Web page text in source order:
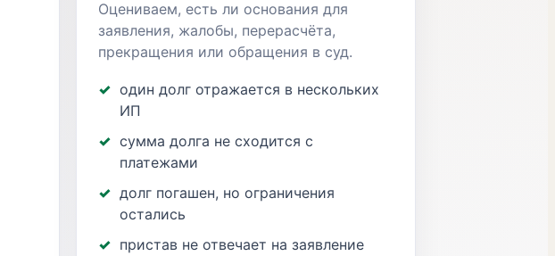
Оцениваем, есть ли основания для
заявления, жалобы, перерасчёта,
прекращения или обращения в суд.
один долг отражается в нескольких
ИП
сумма долга не сходится с
платежами
долг погашен, но ограничения
остались
пристав не отвечает на заявление